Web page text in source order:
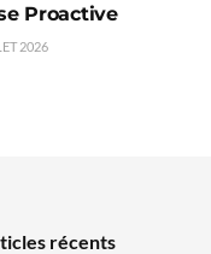
Proactive
2026
récents